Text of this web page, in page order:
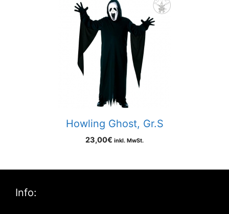
Howling Ghost, Gr.S
23,00€ inkl. MwSt.
Info: